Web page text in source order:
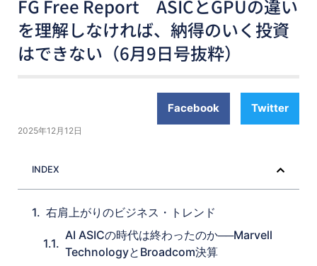
FG Free Report ASICとGPUの違い
を理解しなければ、納得のいく投資
はできない（6月9日号抜粋）
Facebook Twitter
2025年12月12日
INDEX
右肩上がりのビジネス・トレンド
AI ASICの時代は終わったのか──Marvell
TechnologyとBroadcom決算